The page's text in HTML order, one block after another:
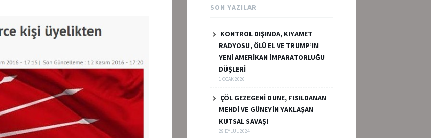
SON YAZILAR
KONTROL DIŞINDA, KIYAMET
RADYOSU, ÖLÜ EL VE TRUMP’IN
YENİ AMERİKAN İMPARATORLUĞU
DÜŞLERİ
1 OCAK 2026
ÇÖL GEZEGENİ DUNE, FISILDANAN
MEHDİ VE GÜNEYİN YAKLAŞAN
KUTSAL SAVAŞI
29 EYLÜL 2024